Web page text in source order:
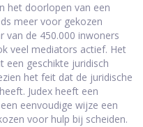
het doorlopen van een
meer voor gekozen
van de 450.000 inwoners
veel mediators actief. Het
een geschikte juridisch
het feit dat de juridische
Judex heeft een
eenvoudige wijze een
voor hulp bij scheiden.